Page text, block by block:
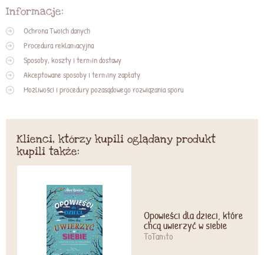
Informacje:
Ochrona Twoich danych
Procedura reklamacyjna
Sposoby, koszty i termin dostawy
Akceptowane sposoby i terminy zapłaty
Możliwości i procedury pozasądowego rozwiązania sporu
Klienci, którzy kupili oglądany produkt
kupili także:
Opowieści dla dzieci, które
chcą uwierzyć w siebie
ToTamto